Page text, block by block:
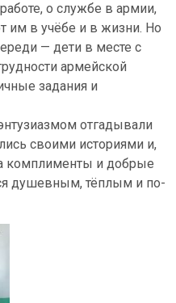
о службе в армии,
им в учёбе и в жизни. Но
— дети в месте с
армейской
задания и
отгадывали
своими историями и,
комплименты и добрые
душевным, тёплым и по-